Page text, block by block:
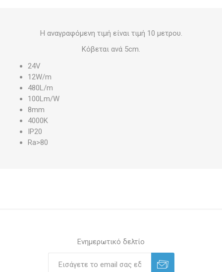
Η αναγραφόμενη τιμή είναι τιμή 10 μετρου.
Κόβεται ανά 5cm.
24V
12W/m
480L/m
100Lm/W
8mm
4000K
IP20
Ra>80
Ενημερωτικό δελτίο